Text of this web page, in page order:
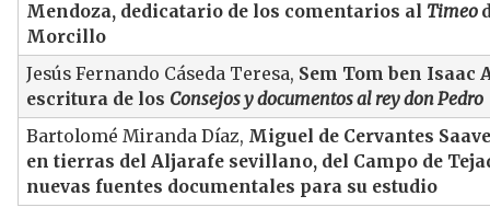
Mendoza, dedicatario de los comentarios al Timeo
Morcillo
Jesús Fernando Cáseda Teresa, Sem Tom ben Isaac
escritura de los Consejos y documentos al rey don Pedro
Bartolomé Miranda Díaz, Miguel de Cervantes
en tierras del Aljarafe sevillano, del Campo de
nuevas fuentes documentales para su estudio